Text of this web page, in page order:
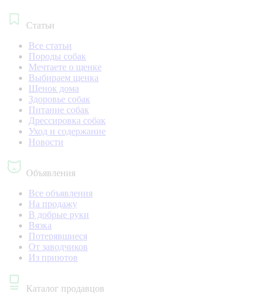
Статьи
Все статьи
Породы собак
Мечтаете о щенке
Выбираем щенка
Щенок дома
Здоровье собак
Питание собак
Дрессировка собак
Уход и содержание
Новости
Объявления
Все объявления
На продажу
В добрые руки
Вязка
Потерявшиеся
От заводчиков
Из приютов
Каталог продавцов